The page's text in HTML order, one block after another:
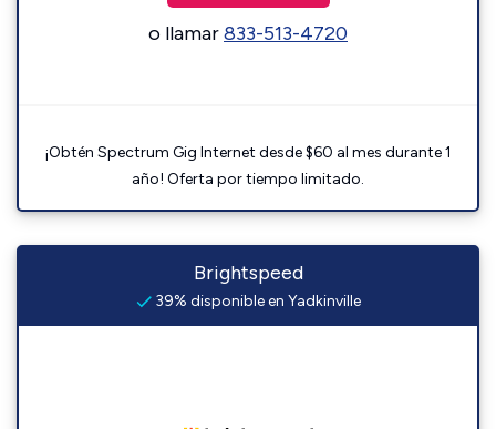
o llamar833-513-4720
¡Obtén Spectrum Gig Internet desde $60 al mes durante 1
año! Oferta por tiempo limitado.
Brightspeed
39% disponible en Yadkinville